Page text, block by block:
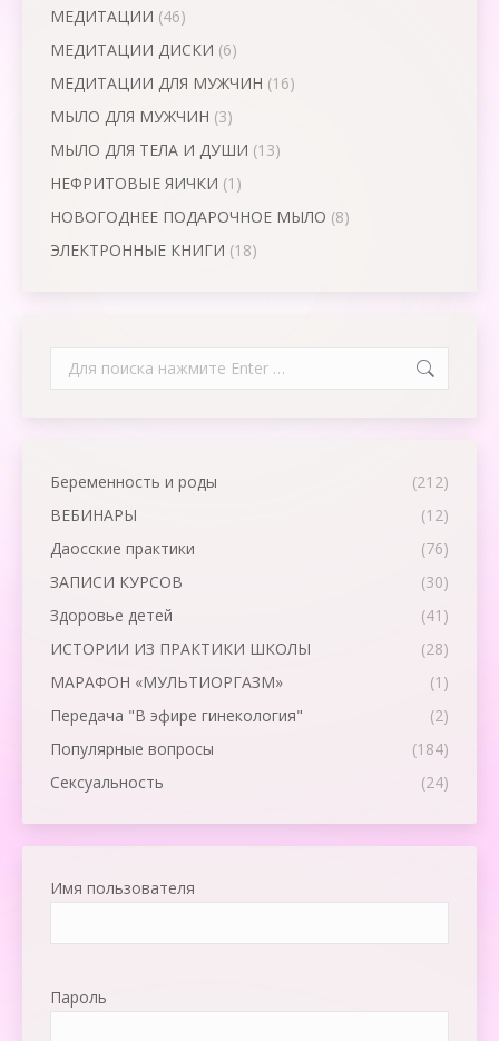
МЕДИТАЦИИ (46)
МЕДИТАЦИИ ДИСКИ (6)
МЕДИТАЦИИ ДЛЯ МУЖЧИН (16)
МЫЛО ДЛЯ МУЖЧИН (3)
МЫЛО ДЛЯ ТЕЛА И ДУШИ (13)
НЕФРИТОВЫЕ ЯИЧКИ (1)
НОВОГОДНЕЕ ПОДАРОЧНОЕ МЫЛО (8)
ЭЛЕКТРОННЫЕ КНИГИ (18)
Search:
Беременность и роды
(212)
ВЕБИНАРЫ
(12)
Даосские практики
(76)
ЗАПИСИ КУРСОВ
(30)
Здоровье детей
(41)
ИСТОРИИ ИЗ ПРАКТИКИ ШКОЛЫ
(28)
МАРАФОН «МУЛЬТИОРГАЗМ»
(1)
Передача "В эфире гинекология"
(2)
Популярные вопросы
(184)
Сексуальность
(24)
Имя пользователя
Пароль